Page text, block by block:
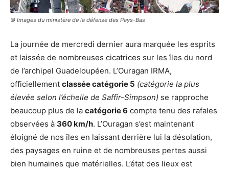
© Images du ministère de la défense des Pays-Bas
La journée de mercredi dernier aura marquée les esprits
et laissée de nombreuses cicatrices sur les îles du nord
de l’archipel Guadeloupéen. L’Ouragan IRMA,
officiellement classée catégorie 5 (catégorie la plus
élevée selon l’échelle de Saffir-Simpson) se rapproche
beaucoup plus de la catégorie 6 compte tenu des rafales
observées à 360 km/h. L’Ouragan s’est maintenant
éloigné de nos îles en laissant derrière lui la désolation,
des paysages en ruine et de nombreuses pertes aussi
bien humaines que matérielles. L’état des lieux est